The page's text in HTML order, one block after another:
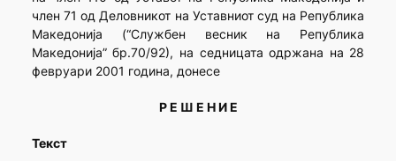
член 71 од Деловникот на Уставниот суд на Република
Македонија (“Службен весник на Република
Македонија” бр.70/92), на седницата одржана на 28
февруари 2001 година, донесе
Р Е Ш Е Н И Е
Текст